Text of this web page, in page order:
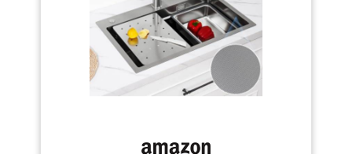
épaississues et le soudage de
haut niveau signifient que cette
chose peut supporter jusqu'à
220,46 livres, vous pouvez
donc l'utiliser sans aucun souci.
Les 4 pieds vous permettent de
régler la hauteur un peu
filtre filtre capte les débris
épaississues et le soudage de
haut niveau signifient que cette
chose peut supporter jusqu'à
220,46 livres, vous pouvez
donc l'utiliser sans aucun souci.
Les 4 pieds vous permettent de
régler la hauteur un peu
(jusqu'à 1,18 pouces).
filtre filtre capte les débris